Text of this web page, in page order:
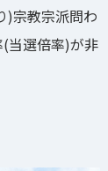
)宗教宗派問わ
当選倍率)が非